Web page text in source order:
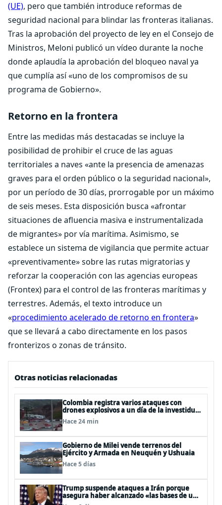
(UE), pero que también introduce reformas de
seguridad nacional para blindar las fronteras italianas.
Tras la aprobación del proyecto de ley en el Consejo de
Ministros, Meloni publicó un vídeo durante la noche
donde aplaudía la aprobación del bloqueo naval ya
que cumplía así «uno de los compromisos de su
programa de Gobierno».
Retorno en la frontera
Entre las medidas más destacadas se incluye la
posibilidad de prohibir el cruce de las aguas
territoriales a naves «ante la presencia de amenazas
graves para el orden público o la seguridad nacional»,
por un período de 30 días, prorrogable por un máximo
de seis meses. Esta disposición busca «afrontar
situaciones de afluencia masiva e instrumentalizada
de migrantes» por vía marítima. Asimismo, se
establece un sistema de vigilancia que permite actuar
«preventivamente» sobre las rutas migratorias y
reforzar la cooperación con las agencias europeas
(Frontex) para el control de las fronteras marítimas y
terrestres. Además, el texto introduce un
«procedimiento acelerado de retorno en frontera»
que se llevará a cabo directamente en los pasos
fronterizos o zonas de tránsito.
Otras noticias relacionadas
Colombia registra varios ataques con
drones explosivos a un día de la investidura
de De la Espriella: un policía muerto
Hace 24 min
Gobierno de Milei vende terrenos del
Ejército y Armada en Neuquén y Ushuaia
Hace 5 días
Trump suspende ataques a Irán porque
asegura haber alcanzado «las bases de un
acuerdo»